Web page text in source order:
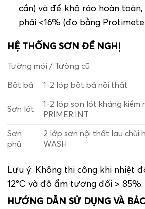
cần) và để khô ráo hoàn
phải <16% (đo bằng
HỆ THỐNG SƠN ĐỀ NGHỊ
Tường mới / Tường cũ
Bột bả 1-2 lớp bột bả nội thất
Sơn lót
1-2 lớp sơn lót kháng kiềm
PRIMER.INT
Sơn
phủ
2 lớp sơn nội thất lau chùi
WASH
Lưu ý: Không thi công khi nhiệt
12°C và độ ẩm tương đối > 85%.
HƯỚNG DẪN SỬ DỤNG VÀ